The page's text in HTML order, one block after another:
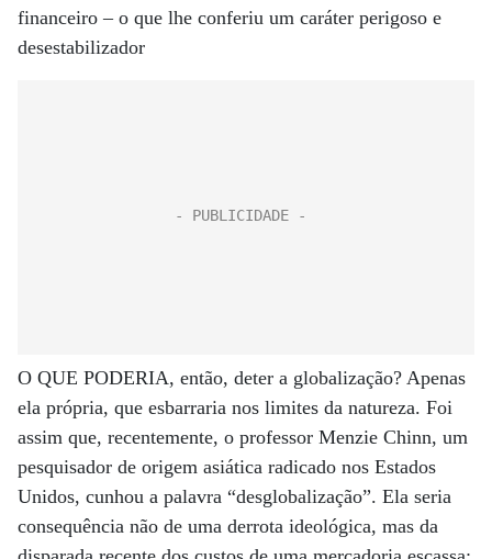
financeiro – o que lhe conferiu um caráter perigoso e
desestabilizador
O QUE PODERIA, então, deter a globalização? Apenas
ela própria, que esbarraria nos limites da natureza. Foi
assim que, recentemente, o professor Menzie Chinn, um
pesquisador de origem asiática radicado nos Estados
Unidos, cunhou a palavra “desglobalização”. Ela seria
consequência não de uma derrota ideológica, mas da